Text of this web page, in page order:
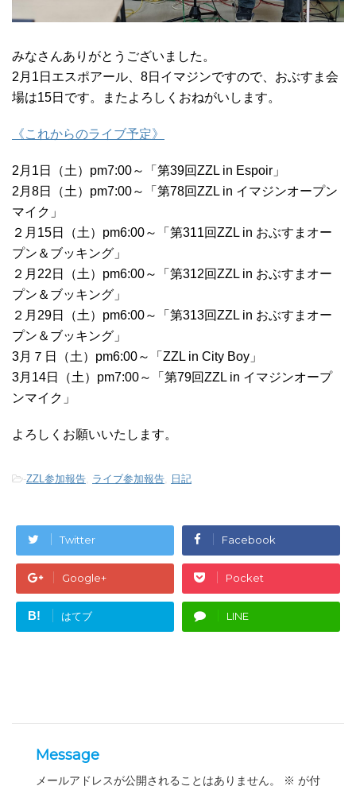
みなさんありがとうございました。
2月1日エスポアール、8日イマジンですので、おぶすま会
場は15日です。またよろしくおねがいします。
《これからのライブ予定》
2月1日（土）pm7:00～「第39回ZZL in Espoir」
2月8日（土）pm7:00～「第78回ZZL in イマジンオープン
マイク」
２月15日（土）pm6:00～「第311回ZZL in おぶすまオー
プン＆ブッキング」
２月22日（土）pm6:00～「第312回ZZL in おぶすまオー
プン＆ブッキング」
２月29日（土）pm6:00～「第313回ZZL in おぶすまオー
プン＆ブッキング」
3月７日（土）pm6:00～「ZZL in City Boy」
3月14日（土）pm7:00～「第79回ZZL in イマジンオープ
ンマイク」
よろしくお願いいたします。
-ZZL参加報告 ライブ参加報告 日記
Twitter Facebook
Google+ Pocket
B! はてブ LINE
Message
メールアドレスが公開されることはありません。 ※ が付